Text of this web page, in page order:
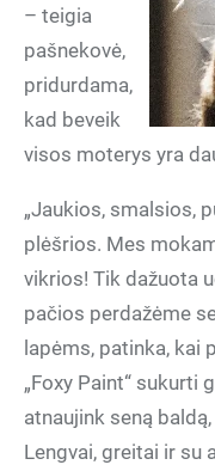
– teigia
pašnekovė,
pridurdama,
kad beveik
visos moterys yra
„Jaukios, smalsios,
plėšrios. Mes
vikrios! Tik dažuota
pačios perdažėme
lapėms, patinka, kai
„Foxy Paint“ sukurti
atnaujink seną
Lengvai, greitai ir su